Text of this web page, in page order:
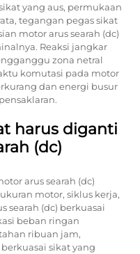
yang aus, permukaan
tegangan pegas sikat
motor arus searah (dc)
Reaksi jangkar
zona netral
komutasi pada motor
dan energi busur
harus diganti
(dc)
arus searah (dc)
motor, siklus kerja,
searah (dc) berkuasai
beban ringan
ribuan jam,
sikat yang